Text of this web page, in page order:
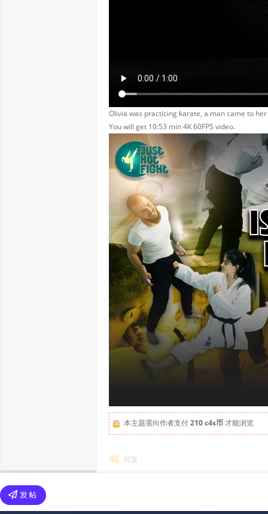
Olivia was practicing karate, a man came to
You will get 10:53 min 4K 60FPS video.
本主题需向作者支付210 c4s币才能浏览
回复